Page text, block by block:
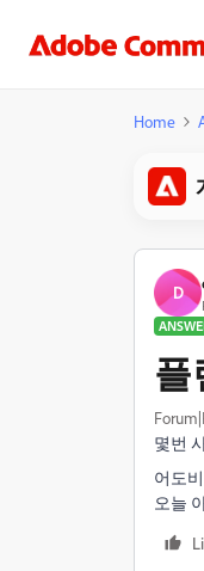
Home
D
플
몇번
어도
오늘